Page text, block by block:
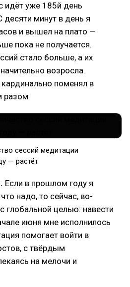
идёт уже 185й день
десяти минут в день я
и вышел на плато —
пока не получается.
стало больше, а их
возросла.
поменял в
разом.
сессий медитации
— растёт
Если в прошлом году я
надо, то сейчас, во-
глобальной целью: навести
июня мне исполнилось
помогает войти в
с твёрдым
на мелочи и